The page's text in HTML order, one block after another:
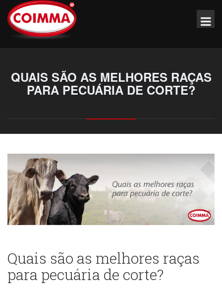
QUAIS SÃO AS MELHORES RAÇAS
PARA PECUÁRIA DE CORTE?
Quais são as melhores raças
para pecuária de corte?